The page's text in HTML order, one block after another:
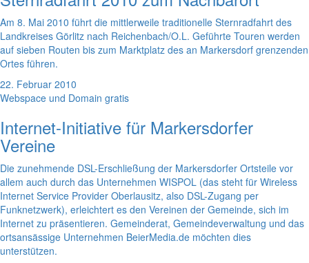
Am 8. Mai 2010 führt die mittlerweile traditionelle Sternradfahrt des
Landkreises Görlitz nach Reichenbach/O.L. Geführte Touren werden
auf sieben Routen bis zum Marktplatz des an Markersdorf grenzenden
Ortes führen.
22. Februar 2010
Webspace und Domain gratis
Internet-Initiative für Markersdorfer
Vereine
Die zunehmende DSL-Erschließung der Markersdorfer Ortsteile vor
allem auch durch das Unternehmen WISPOL (das steht für Wireless
Internet Service Provider Oberlausitz, also DSL-Zugang per
Funknetzwerk), erleichtert es den Vereinen der Gemeinde, sich im
Internet zu präsentieren. Gemeinderat, Gemeindeverwaltung und das
ortsansässige Unternehmen BeierMedia.de möchten dies
unterstützen.